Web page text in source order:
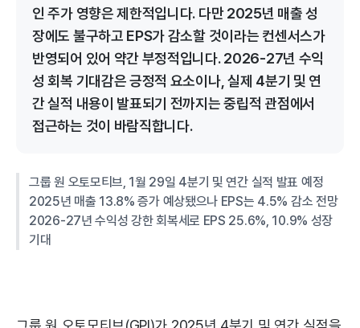
인 주가 영향은 제한적입니다. 다만 2025년 매출 성
장에도 불구하고 EPS가 감소할 것이라는 컨센서스가
반영되어 있어 약간 부정적입니다. 2026-27년 수익
성 회복 기대감은 긍정적 요소이나, 실제 4분기 및 연
간 실적 내용이 발표되기 전까지는 중립적 관점에서
접근하는 것이 바람직합니다.
그룹 원 오토모티브, 1월 29일 4분기 및 연간 실적 발표 예정
2025년 매출 13.8% 증가 예상됐으나 EPS는 4.5% 감소 전망
2026-27년 수익성 강한 회복세로 EPS 25.6%, 10.9% 성장
기대